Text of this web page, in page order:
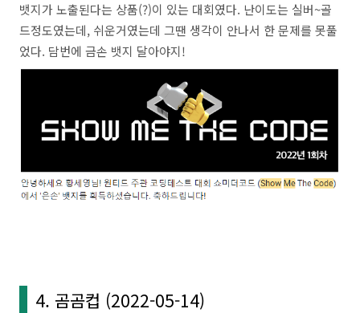
뱃지가 노출된다는 상품(?)이 있는 대회였다. 난이도는 실버~골
드정도였는데, 쉬운거였는데 그땐 생각이 안나서 한 문제를 못풀
었다. 담번에 금손 뱃지 달아야지!
4. 곰곰컵 (2022-05-14)